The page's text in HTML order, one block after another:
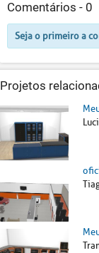
Comentários - 0
Seja o primeiro a
Projetos